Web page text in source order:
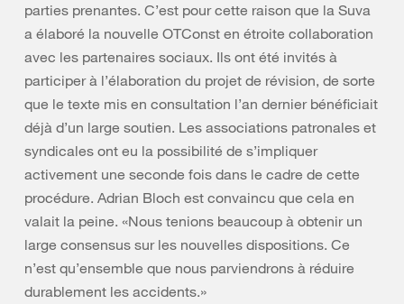
parties prenantes. C’est pour cette raison que la Suva
a élaboré la nouvelle OTConst en étroite collaboration
avec les partenaires sociaux. Ils ont été invités à
participer à l’élaboration du projet de révision, de sorte
que le texte mis en consultation l’an dernier bénéficiait
déjà d’un large soutien. Les associations patronales et
syndicales ont eu la possibilité de s’impliquer
activement une seconde fois dans le cadre de cette
procédure. Adrian Bloch est convaincu que cela en
valait la peine. «Nous tenions beaucoup à obtenir un
large consensus sur les nouvelles dispositions. Ce
n’est qu’ensemble que nous parviendrons à réduire
durablement les accidents.»